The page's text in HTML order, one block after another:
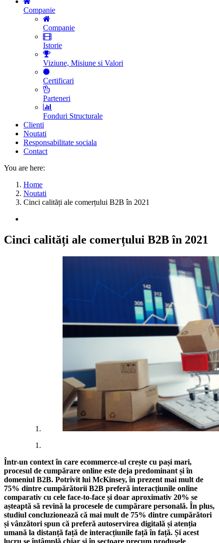
Companie
Companie
Istorie
Viziune, Misiune si Valori
Certificari
Parteneri
Fonduri Structurale
Clienti
Noutati
Responsabilitate sociala
Contact
You are here:
Home
Noutati
Cinci calități ale comerțului B2B în 2021
Cinci calități ale comerțului B2B în 2021
Într-un context în care ecommerce-ul crește cu pași mari,
procesul de cumpărare online este deja predominant și în
domeniul B2B. Potrivit lui McKinsey, în prezent mai mult de
75% dintre cumpărătorii B2B preferă interacțiunile online
comparativ cu cele face-to-face și doar aproximativ 20% se
așteaptă să revină la procesele de cumpărare personală. În plus,
studiul concluzionează că mai mult de 75% dintre cumpărători
și vânzători spun că preferă autoservirea digitală și atenția
umană la distanță față de interacțiunile față în față. Și acest
lucru se întâmplă chiar și în sectoare precum produsele